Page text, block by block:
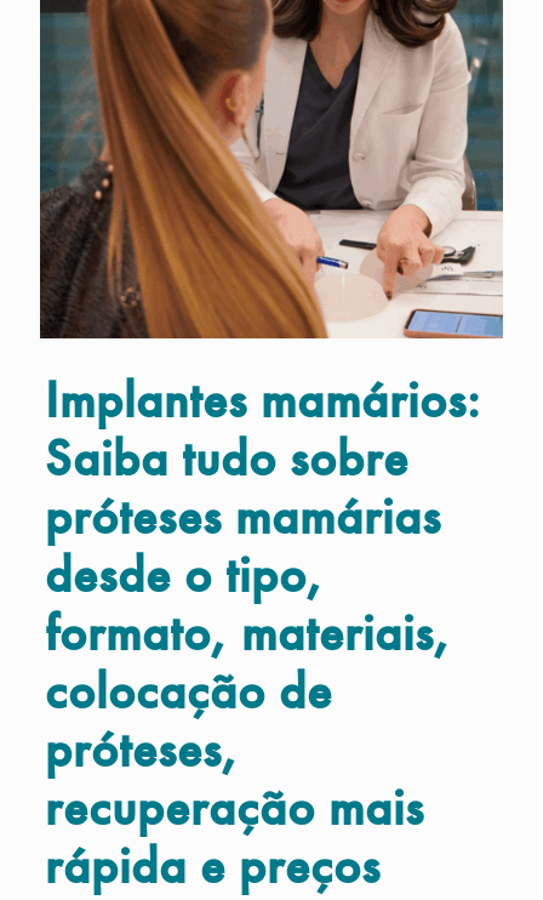
Implantes mamários:
Saiba tudo sobre
próteses mamárias
desde o tipo,
formato, materiais,
colocação de
próteses,
recuperação mais
rápida e preços